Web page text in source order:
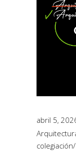
abril 5,
colegiación/